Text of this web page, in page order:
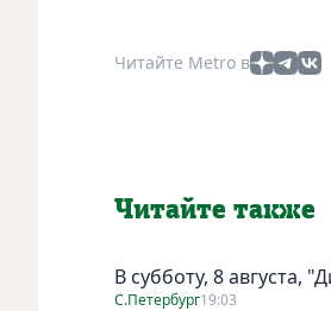
Читайте Metro в
Читайте также
В субботу, 8 августа,
С.Петербург19:03